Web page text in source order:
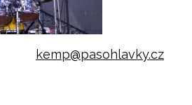
kemp@pasohlavky.cz